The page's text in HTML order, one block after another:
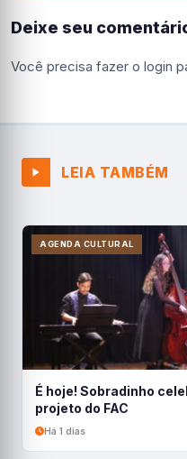
Deixe seu
Você precisa fazer o login
LEIA TAMBÉM
AGENDA CULTURAL
É hoje! Sobradinho
projeto do FAC
Há 1 dias